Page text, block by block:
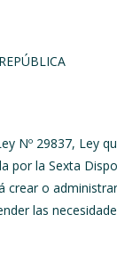
Nº 29837, Ley
por la Sexta
crear o
las